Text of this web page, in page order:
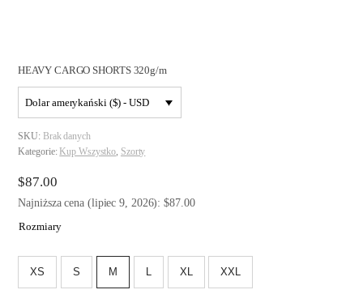
HEAVY CARGO SHORTS 320g/m
Dolar amerykański ($) - USD
SKU: Brak danych
Kategorie: Kup Wszystko Szorty
$87.00
Najniższa cena (lipiec 9, 2026): $87.00
Rozmiary
XS S M XL XXL